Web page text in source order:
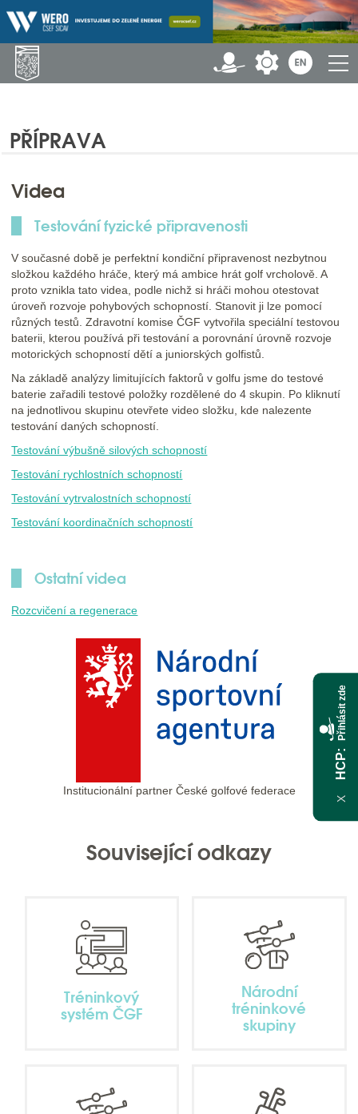
PŘÍPRAVA
Videa
Testování fyzické připravenosti
V současné době je perfektní kondiční připravenost nezbytnou
složkou každého hráče, který má ambice hrát golf vrcholově. A
proto vznikla tato videa, podle nichž si hráči mohou otestovat
úroveň rozvoje pohybových schopností. Stanovit ji lze pomocí
různých testů. Zdravotní komise ČGF vytvořila speciální testovou
baterii, kterou používá při testování a porovnání úrovně rozvoje
motorických schopností dětí a juniorských golfistů.
Na základě analýzy limitujících faktorů v golfu jsme do testové
baterie zařadili testové položky rozdělené do 4 skupin. Po kliknutí
na jednotlivou skupinu otevřete video složku, kde nalezente
testování daných schopností.
Testování výbušně silových schopností
Testování rychlostních schopností
Testování vytrvalostních schopností
Testování koordinačních schopností
Ostatní videa
Rozcvičení a regenerace
Institucionální partner České golfové federace
Související odkazy
Tréninkový
systém ČGF
Národní
tréninkové
skupiny
X
HCP
Přihlásit zde